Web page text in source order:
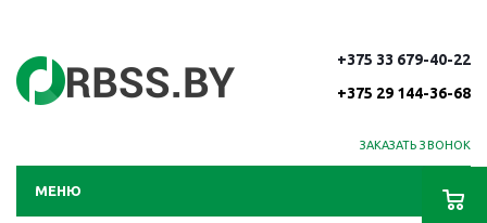
+375 33 679-40-22
+375 29 144-36-68
ЗАКАЗАТЬ ЗВОНОК
МЕНЮ